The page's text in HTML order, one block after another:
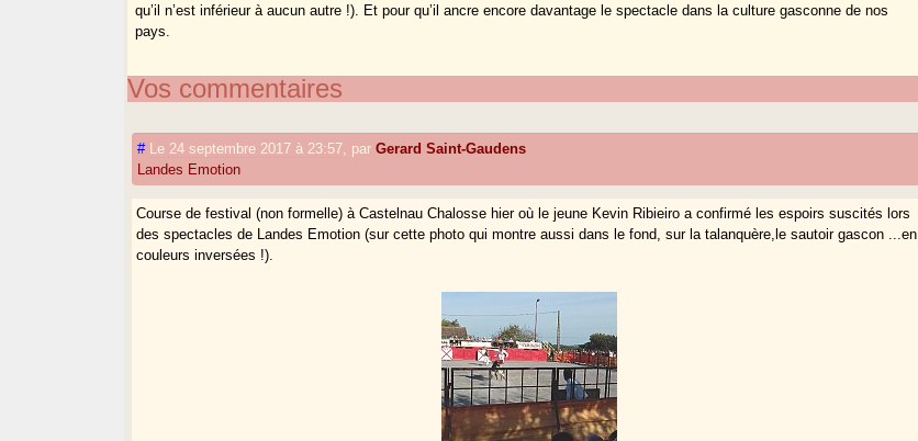
qu’il n’est inférieur à aucun autre !). Et pour qu’il ancre encore davantage le spectacle dans la culture gasconne de nos
pays.
Vos commentaires
# Le 24 septembre 2017 à 23:57 parGerard Saint-Gaudens
Landes Emotion
Course de festival (non formelle) à Castelnau Chalosse hier où le jeune Kevin Ribieiro a confirmé les espoirs suscités lors
des spectacles de Landes Emotion (sur cette photo qui montre aussi dans le fond, sur la talanquère,le sautoir gascon ...en
couleurs inversées !).